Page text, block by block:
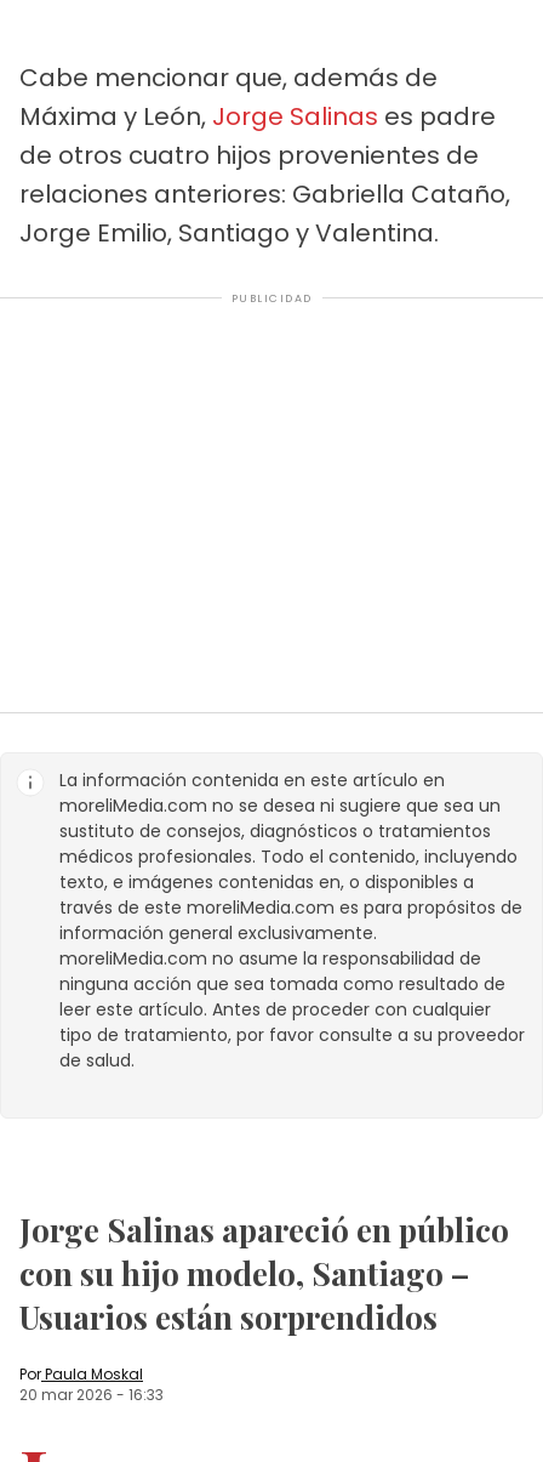
Cabe mencionar que, además de
Máxima y León, Jorge Salinas es padre
de otros cuatro hijos provenientes de
relaciones anteriores: Gabriella Cataño,
Jorge Emilio, Santiago y Valentina.
PUBLICIDAD
La información contenida en este artículo en
moreliMedia.com no se desea ni sugiere que sea un
sustituto de consejos, diagnósticos o tratamientos
médicos profesionales. Todo el contenido, incluyendo
texto, e imágenes contenidas en, o disponibles a
través de este moreliMedia.com es para propósitos de
información general exclusivamente.
moreliMedia.com no asume la responsabilidad de
ninguna acción que sea tomada como resultado de
leer este artículo. Antes de proceder con cualquier
tipo de tratamiento, por favor consulte a su proveedor
de salud.
Jorge Salinas apareció en público
con su hijo modelo, Santiago –
Usuarios están sorprendidos
PorPaula Moskal
20 mar 2026 - 16:33